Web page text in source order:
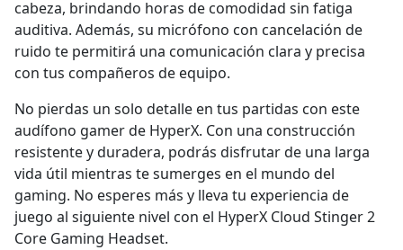
cabeza, brindando horas de comodidad sin fatiga
auditiva. Además, su micrófono con cancelación de
ruido te permitirá una comunicación clara y precisa
con tus compañeros de equipo.
No pierdas un solo detalle en tus partidas con este
audífono gamer de HyperX. Con una construcción
resistente y duradera, podrás disfrutar de una larga
vida útil mientras te sumerges en el mundo del
gaming. No esperes más y lleva tu experiencia de
juego al siguiente nivel con el HyperX Cloud Stinger 2
Core Gaming Headset.